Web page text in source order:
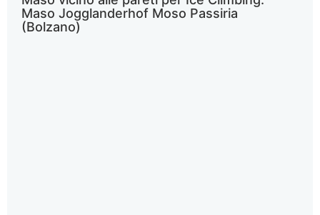
Maso Jogglanderhof Moso Passiria
(Bolzano)